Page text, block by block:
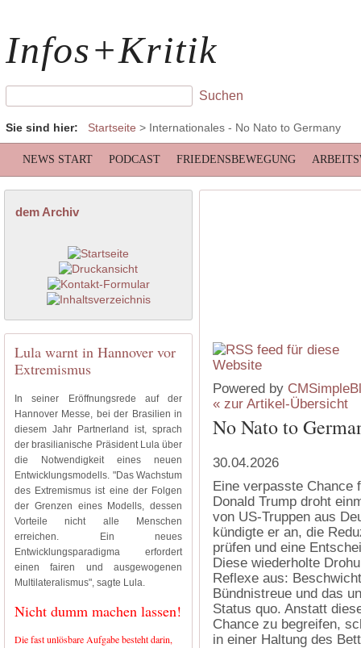
Infos+Kritik
Sie sind hier: Startseite > Internationales - No Nato to Germany
NEWS START PODCAST FRIEDENSBEWEGUNG
dem Archiv
Lula warnt in Hannover vor
Extremismus
In seiner Eröffnungsrede auf der
Hannover Messe, bei der Brasilien in
diesem Jahr Partnerland ist, sprach
der brasilianische Präsident Lula über
die Notwendigkeit eines neuen
Entwicklungsmodells. "Das Wachstum
des Extremismus ist eine der Folgen
der Grenzen eines Modells, dessen
Vorteile nicht alle Menschen
erreichen. Ein neues
Entwicklungsparadigma erfordert
einen fairen und ausgewogenen
Multilateralismus", sagte Lula.
Nicht dumm machen lassen!
Die fast unlösbare Aufgabe besteht darin,
Powered by
« zur Artikel-Übersicht
No Nato to
30.04.2026
Eine verpasste Chance
Donald Trump droht
von US-Truppen aus
kündigte er an, die
prüfen und eine
Diese wiederholte
Reflexe aus:
Bündnistreue und das
Status quo. Anstatt
Chance zu begreifen,
in einer Haltung des